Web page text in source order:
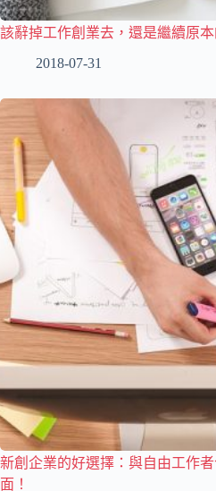
該辭掉工作創業去，還是繼續原本
2018-07-31
新創企業的好選擇：與自由工作
面！